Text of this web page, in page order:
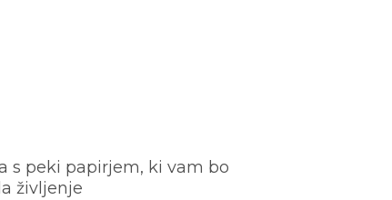
s peki papirjem, ki vam bo
življenje